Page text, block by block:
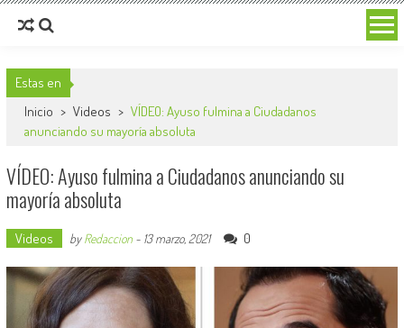
Estas en
Inicio > Videos > VÍDEO: Ayuso fulmina a Ciudadanos
anunciando su mayoría absoluta
VÍDEO: Ayuso fulmina a Ciudadanos anunciando su
mayoría absoluta
Videos byRedaccion- 13 marzo, 2021 0